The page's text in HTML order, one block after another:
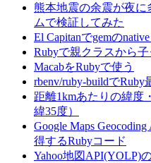
熊本地震の余震が夜に
ムで検証してみた
El Capitanでgemの
Rubyで親クラスから
MacabをRubyで使う
rbenv/ruby-buildで
距離1kmあたりの緯度
緯35度）
Google Maps
得するRubyコード
Yahoo地図API(YOLP)